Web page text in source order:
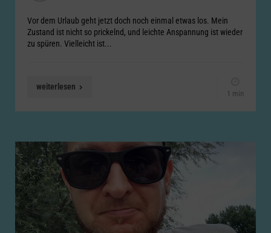
Vor dem Urlaub geht jetzt doch noch einmal etwas los. Mein
Zustand ist nicht so prickelnd, und leichte Anspannung ist wieder
zu spüren. Vielleicht ist...
weiterlesen
1 min